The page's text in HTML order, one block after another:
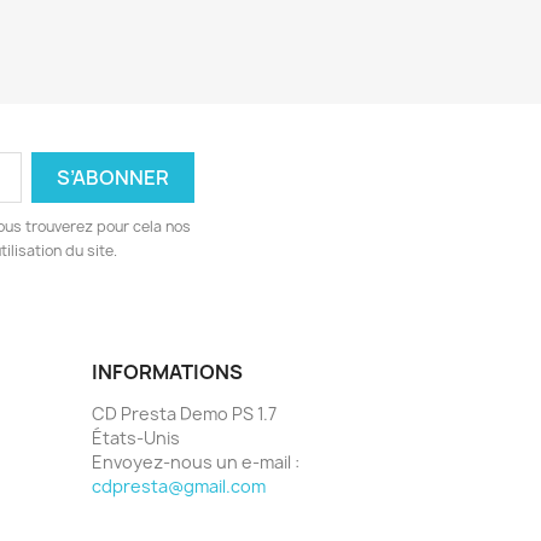
trouverez pour cela nos
du site.
INFORMATIONS
CD Presta Demo PS 1.7
États-Unis
Envoyez-nous un e-mail :
cdpresta@gmail.com